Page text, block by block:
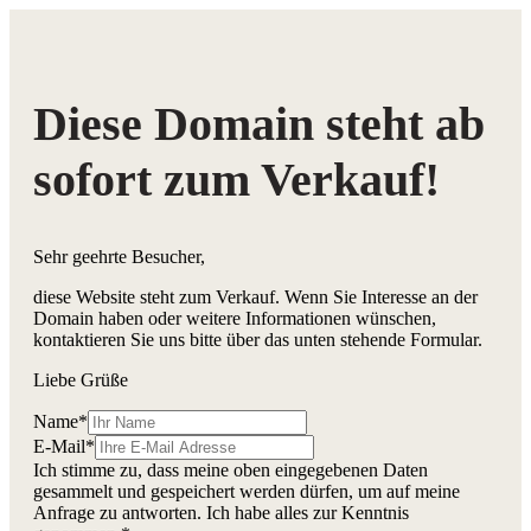
Diese Domain steht ab
sofort zum Verkauf!
Sehr geehrte Besucher,
diese Website steht zum Verkauf. Wenn Sie Interesse an der
Domain haben oder weitere Informationen wünschen,
kontaktieren Sie uns bitte über das unten stehende Formular.
Liebe Grüße
Name*
E-Mail*
Ich stimme zu, dass meine oben eingegebenen Daten
gesammelt und gespeichert werden dürfen, um auf meine
Anfrage zu antworten. Ich habe alles zur Kenntnis